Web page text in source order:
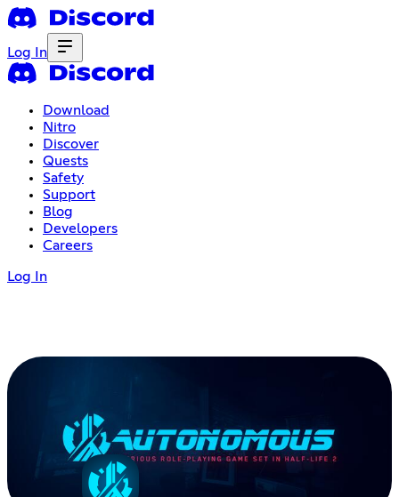
Log In
Download
Nitro
Discover
Quests
Safety
Support
Blog
Developers
Careers
Log In